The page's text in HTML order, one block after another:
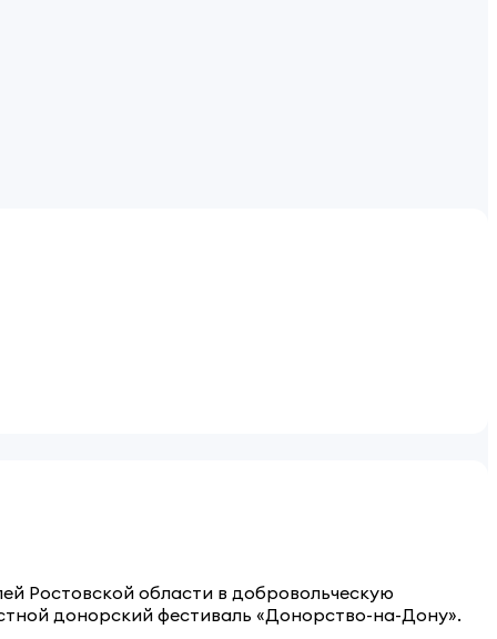
Ростовской области в добровольческую
донорский фестиваль «Донорство-на-Дону».